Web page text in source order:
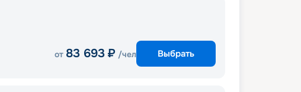
от 83 693 ₽ /чел Выбрать